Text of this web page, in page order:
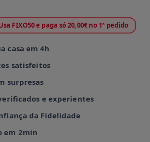
FIXO50 e paga só 20,00€ no 1º pedido
casa em 4h
satisfeitos
surpresas
e experientes
da Fidelidade
em 2min